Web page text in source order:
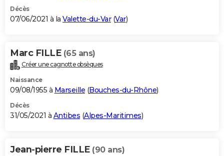
Décès
07/06/2021 à la Valette-du-Var(Var)
Marc FILLE (65 ans)
Créer une cagnotte obsèques
Naissance
09/08/1955 à Marseille (Bouches-du-Rhône)
Décès
31/05/2021 à Antibes (Alpes-Maritimes)
Jean-pierre FILLE (90 ans)